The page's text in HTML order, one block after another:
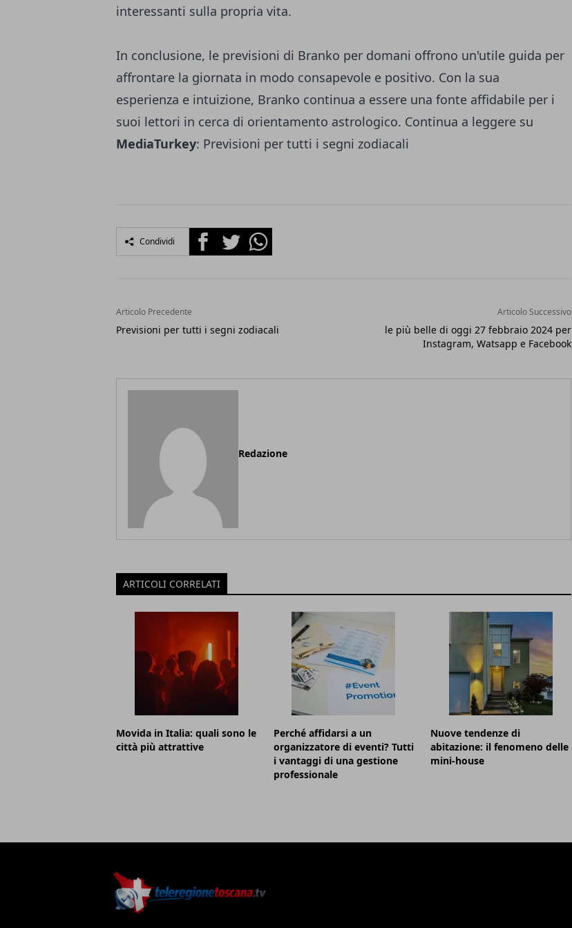
interessanti sulla propria vita.
In conclusione, le previsioni di Branko per domani offrono un'utile guida per
affrontare la giornata in modo consapevole e positivo. Con la sua
esperienza e intuizione, Branko continua a essere una fonte affidabile per i
suoi lettori in cerca di orientamento astrologico. Continua a leggere su
MediaTurkey: Previsioni per tutti i segni zodiacali
Condividi FacebookTwitterWhatsapp
Articolo Precedente
Previsioni per tutti i segni zodiacali
Articolo Successivo
le più belle di oggi 27 febbraio 2024 per
Instagram, Watsapp e Facebook
Redazione
ARTICOLI CORRELATI
Movida in Italia: quali sono le
città più attrattive
Perché affidarsi a un
organizzatore di eventi? Tutti
i vantaggi di una gestione
professionale
Nuove tendenze di
abitazione: il fenomeno delle
mini-house